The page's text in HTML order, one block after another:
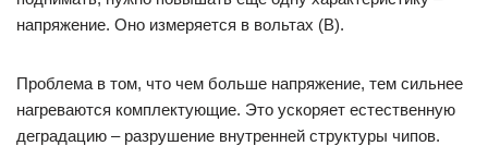
напряжение. Оно измеряется в вольтах (В).
Проблема в том, что чем больше напряжение, тем сильнее
нагреваются комплектующие. Это ускоряет естественную
деградацию – разрушение внутренней структуры чипов.